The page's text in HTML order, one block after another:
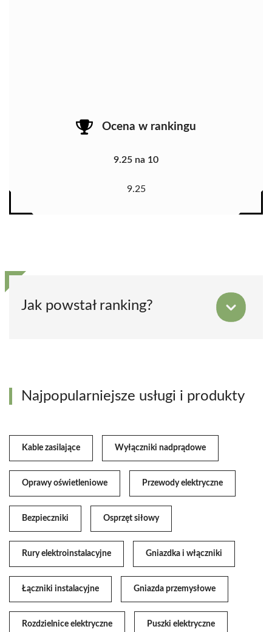
Ocena w rankingu
9.25 na 10
9.25
Jak powstał ranking?
Najpopularniejsze usługi i produkty
Kable zasilające Wyłączniki nadprądowe
Oprawy oświetleniowe Przewody elektryczne
Bezpieczniki Osprzęt siłowy
Rury elektroinstalacyjne Gniazdka i włączniki
Łączniki instalacyjne Gniazda przemysłowe
Rozdzielnice elektryczne Puszki elektryczne